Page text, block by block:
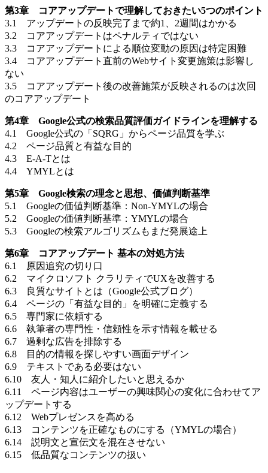
第3章 コアアップデートで理解しておきたい5つのポイント
3.1 アップデートの反映完了まで約1、2週間はかかる
3.2 コアアップデートはペナルティではない
3.3 コアアップデートによる順位変動の原因は特定困難
3.4 コアアップデート直前のWebサイト変更施策は影響し
ない
3.5 コアアップデート後の改善施策が反映されるのは次回
のコアアップデート
第4章 Google公式の検索品質評価ガイドラインを理解する
4.1 Google公式の「SQRG」からページ品質を学ぶ
4.2 ページ品質と有益な目的
4.3 E-A-Tとは
4.4 YMYLとは
第5章 Google検索の理念と思想、価値判断基準
5.1 Googleの価値判断基準：Non-YMYLの場合
5.2 Googleの価値判断基準：YMYLの場合
5.3 Googleの検索アルゴリズムもまだ発展途上
第6章 コアアップデート 基本の対処方法
6.1 原因追究の切り口
6.2 マイクロソフト クラリティでUXを改善する
6.3 良質なサイトとは（Google公式ブログ）
6.4 ページの「有益な目的」を明確に定義する
6.5 専門家に依頼する
6.6 執筆者の専門性・信頼性を示す情報を載せる
6.7 過剰な広告を排除する
6.8 目的の情報を探しやすい画面デザイン
6.9 テキストである必要はない
6.10 友人・知人に紹介したいと思えるか
6.11 ページ内容はユーザーの興味関心の変化に合わせてア
ップデートする
6.12 Webプレゼンスを高める
6.13 コンテンツを正確なものにする（YMYLの場合）
6.14 説明文と宣伝文を混在させない
6.15 低品質なコンテンツの扱い